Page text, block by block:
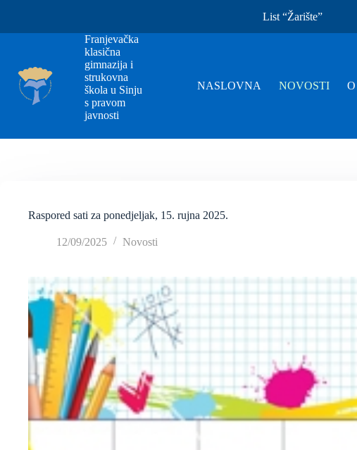
List “Žarište”
Franjevačka
klasična
gimnazija i
strukovna
škola u Sinju
s pravom
javnosti
NASLOVNA NOVOSTI
Raspored sati za ponedjeljak, 15. rujna 2025.
12/09/2025 Novosti